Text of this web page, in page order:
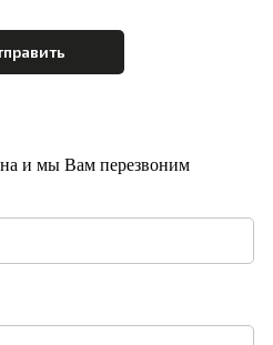
и мы Вам перезвоним